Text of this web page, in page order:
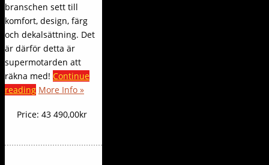
branschen sett till
komfort, design, färg
och dekalsättning. Det
är därför detta är
supermotarden att
räkna med! Continue
reading More Info »
Price: 43 490,00kr